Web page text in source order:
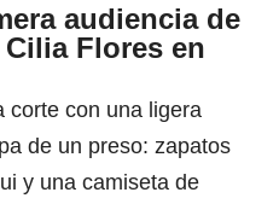
audiencia de
Flores en
corte con una ligera
de un preso: zapatos
y una camiseta de